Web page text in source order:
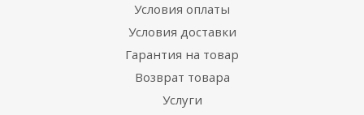
Условия оплаты
Условия доставки
Гарантия на товар
Возврат товара
Услуги